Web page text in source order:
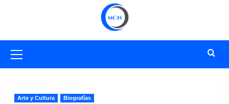
primario
Arte y Cultura Biografías